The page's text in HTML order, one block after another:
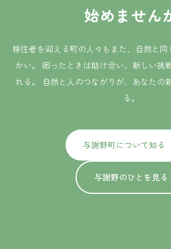
始めません
移住者を迎える町の人々もまた、自然と
かい。
困ったときは助け合い、新しい挑
れる。
自然と人のつながりが、あなたの
る。
与謝野町について知る
与謝野のひとを見る